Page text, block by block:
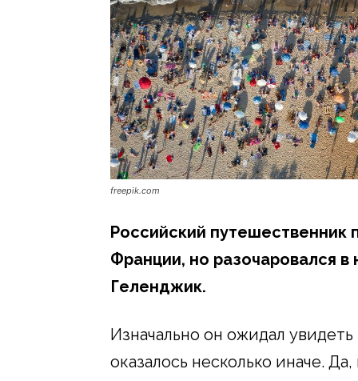
freepik.com
Российский путешественник
Франции, но разочаровался
Геленджик.
Изначально он ожидал
оказалось несколько иначе.